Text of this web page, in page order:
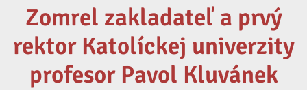
Zomrel zakladateľ a prvý
rektor Katolíckej univerzity
profesor Pavol Kluvánek